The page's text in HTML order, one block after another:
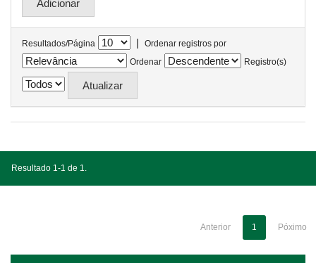
Resultados/Página |
Ordenar registros por
Ordenar
Registro(s)
Resultado 1-1 de 1.
Anterior 1 Póximo